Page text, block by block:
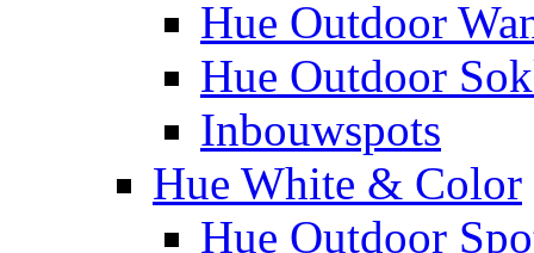
Hue Outdoor
Hue Outdoor
Inbouwspots
Hue White & Color
Hue Outdoor